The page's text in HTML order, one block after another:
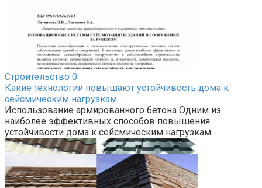
Строительство 0
Какие технологии повышают устойчивость дома к
сейсмическим нагрузкам
Использование армированного бетона Одним из
наиболее эффективных способов повышения
устойчивости дома к сейсмическим нагрузкам